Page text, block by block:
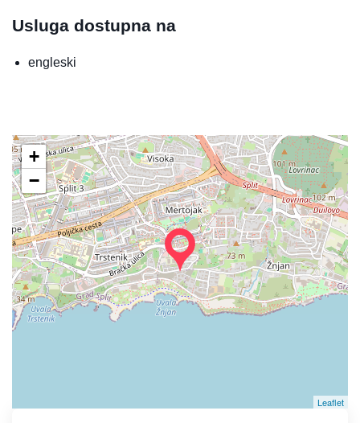
Usluga dostupna na
engleski
+
−
Leaflet